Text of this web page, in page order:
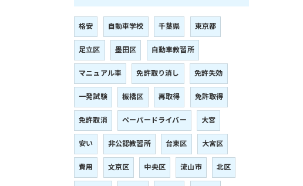
格安 自動車学校 千葉県 東京都
足立区 墨田区 自動車教習所
マニュアル車 免許取り消し 免許失効
一発試験 板橋区 再取得 免許取得
免許取消 ペーパードライバー 大宮
安い 非公認教習所 台東区 大宮区
費用 文京区 中央区 流山市 北区